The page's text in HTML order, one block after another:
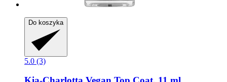
Do koszyka
5.0 (3)